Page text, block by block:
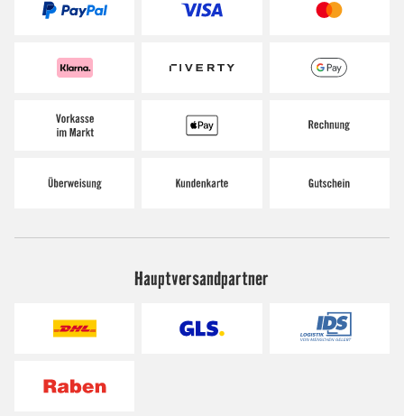
Hauptversandpartner